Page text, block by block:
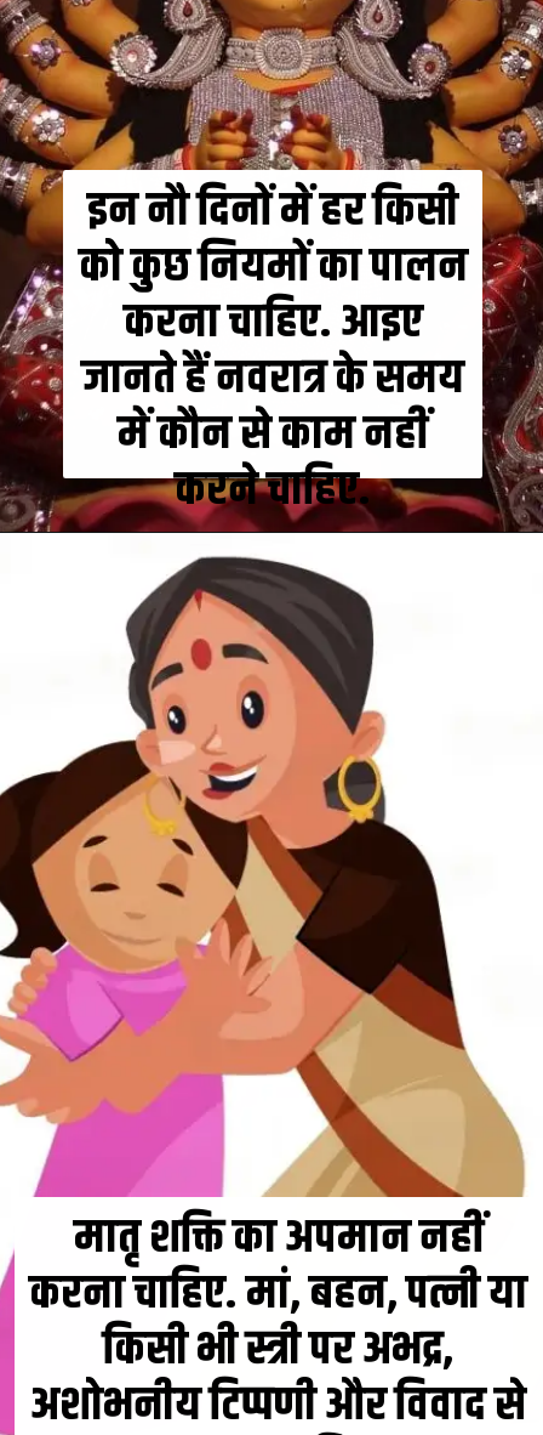
इन नौ दिनों में हर किसी
को कुछ नियमों का पालन
करना चाहिए. आइए
जानते हैं नवरात्र के समय
में कौन से काम नहीं
करने चाहिए.
मातृ शक्ति का अपमान नहीं
करना चाहिए. मां, बहन, पत्नी या
किसी भी स्त्री पर अभद्र,
अशोभनीय टिप्पणी और विवाद से